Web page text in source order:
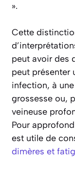
».
Cette
peut avoir des
peut présenter
infection, à
grossesse ou,
veineuse
Pour
est utile de
dimères et